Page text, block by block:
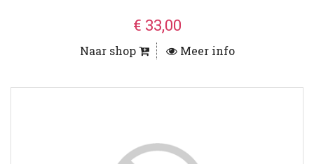
€ 33,00
Naar shop Meer info